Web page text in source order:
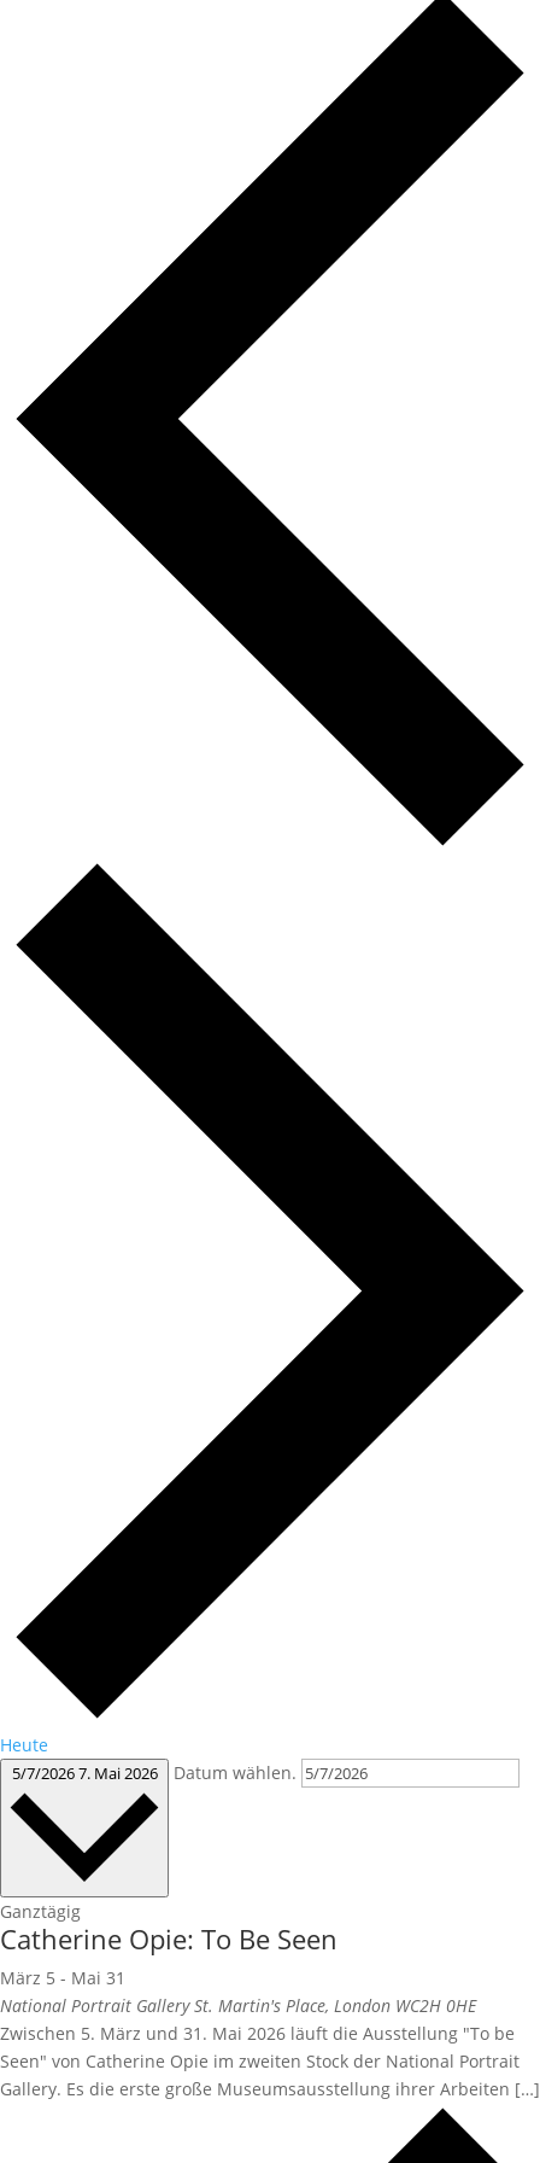
Heute
5/7/20267. Mai 2026 Datum wählen.
Ganztägig
Catherine Opie: To Be Seen
März 5 - Mai 31
National Portrait GallerySt. Martin's Place, London WC2H 0HE
Zwischen 5. März und 31. Mai 2026 läuft die Ausstellung "To be
Seen" von Catherine Opie im zweiten Stock der National Portrait
Gallery. Es die erste große Museumsausstellung ihrer Arbeiten […]